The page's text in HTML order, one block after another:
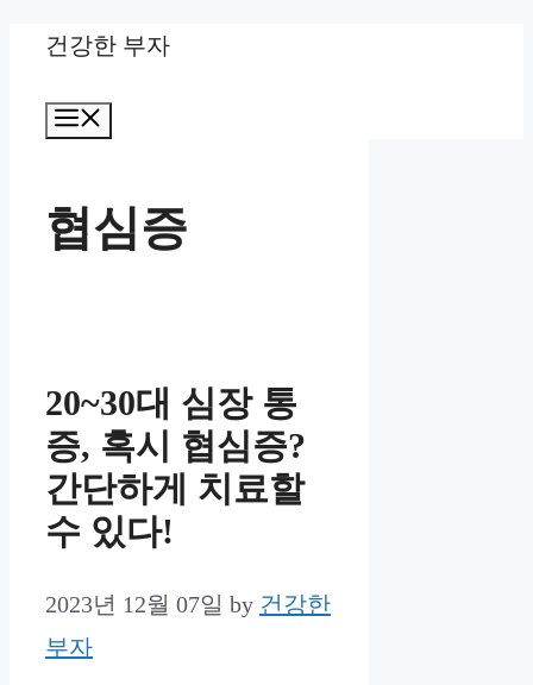
Skip
content
건강한 부자
협심증
20~30대 심장 통
증, 혹시 협심증?
간단하게 치료할
수 있다!
2023년 12월 07일 by 건강한
부자